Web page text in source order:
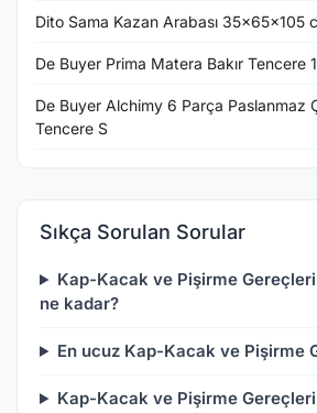
Dito Sama Kazan Arabası 35x65x105
De Buyer Prima Matera Bakır Tencere
De Buyer Alchimy 6 Parça Paslanmaz
Tencere S
Sıkça Sorulan Sorular
Kap-Kacak ve Pişirme
ne kadar?
En ucuz Kap-Kacak ve Pişirme
Kap-Kacak ve Pişirme Gereçleri